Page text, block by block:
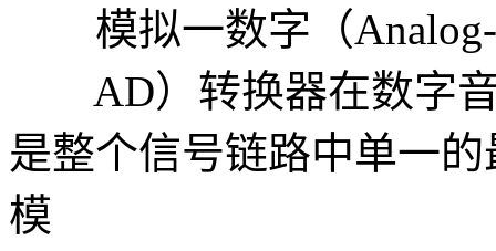
模拟一数字（
AD）转换器在数字音
是整个信号链路中单一
模